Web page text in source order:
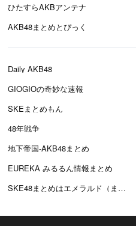
ひたすらAKBアンテナ
AKB48まとめとぴっく
Daily AKB48
GIOGIOの奇妙な速報
SKEまとめもん
48年戦争
地下帝国-AKB48まとめ
EUREKA みるるん情報まとめ
SKE48まとめはエメラルド（まとえめ）